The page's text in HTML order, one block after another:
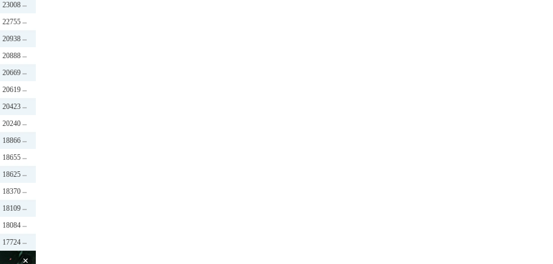
23008
22755
20938
20888
20669
20619
20423
20240
18866
18655
18625
18370
18109
18084
17724
×